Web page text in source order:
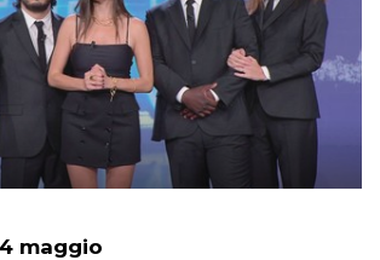
Olindo Romano, realizzata ne...
maggio